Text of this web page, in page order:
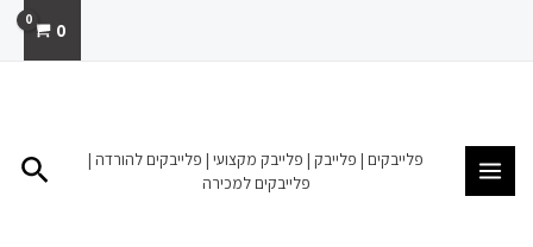
0
פלייבקים | פלייבק | פלייבק מקצועי | פלייבקים להורדה |
פלייבקים למכירה